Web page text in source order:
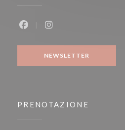
NEWSLETTER
PRENOTAZIONE